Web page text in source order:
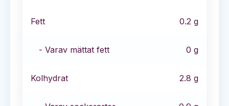
Fett 0.2 g
- Varav mättat fett 0 g
Kolhydrat 2.8 g